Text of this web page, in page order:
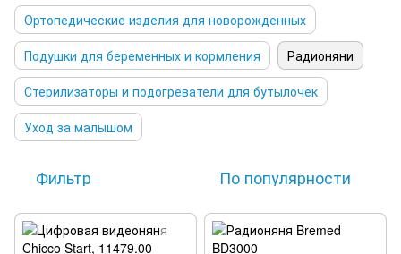
Ортопедические изделия для новорожденных
Подушки для беременных и кормления
Радионяни
Стерилизаторы и подогреватели для бутылочек
Уход за малышом
Фильтр По популярности